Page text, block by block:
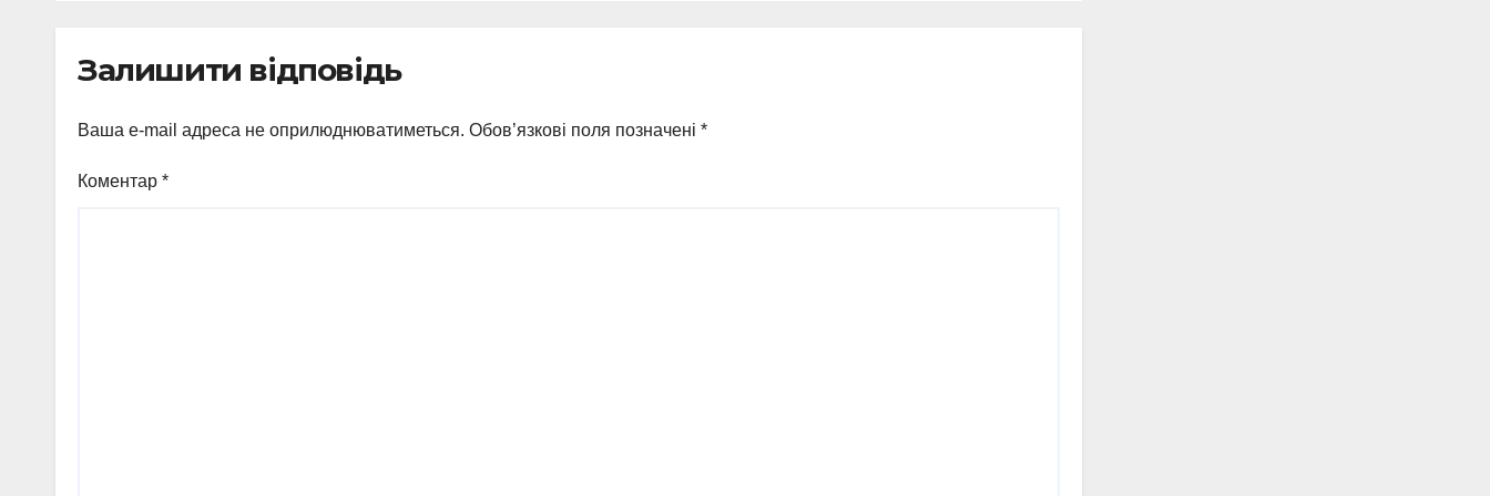
Залишити відповідь
Ваша e-mail адреса не оприлюднюватиметься. Обов’язкові поля позначені *
Коментар *